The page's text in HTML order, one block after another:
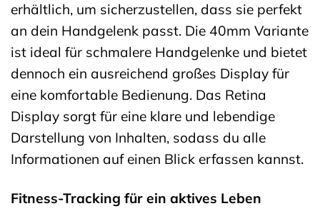
erhältlich, um sicherzustellen, dass sie perfekt
an dein Handgelenk passt. Die 40mm Variante
ist ideal für schmalere Handgelenke und bietet
dennoch ein ausreichend großes Display für
eine komfortable Bedienung. Das Retina
Display sorgt für eine klare und lebendige
Darstellung von Inhalten, sodass du alle
Informationen auf einen Blick erfassen kannst.
Fitness-Tracking für ein aktives Leben